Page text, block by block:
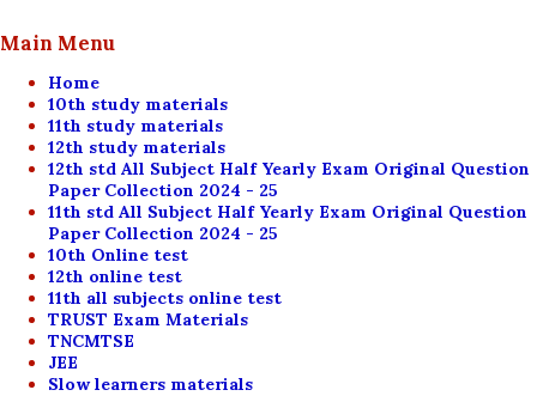
Main Menu
Home
10th study materials
11th study materials
12th study materials
12th std All Subject Half Yearly Exam Original Question
Paper Collection 2024 - 25
11th std All Subject Half Yearly Exam Original Question
Paper Collection 2024 - 25
10th Online test
12th online test
11th all subjects online test
TRUST Exam Materials
TNCMTSE
JEE
Slow learners materials